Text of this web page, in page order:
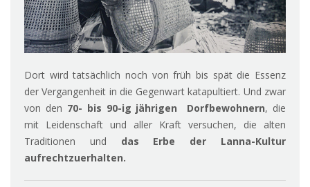
Dort wird tatsächlich noch von früh bis spät die Essenz
der Vergangenheit in die Gegenwart katapultiert. Und zwar
von den 70- bis 90-ig jährigen Dorfbewohnern, die
mit Leidenschaft und aller Kraft versuchen, die alten
Traditionen und das Erbe der Lanna-Kultur
aufrechtzuerhalten.